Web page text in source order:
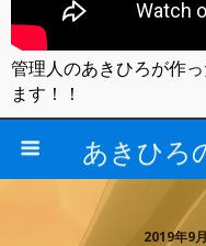
あきひろ
2019年9
管理人のあきひろが作
ます！！